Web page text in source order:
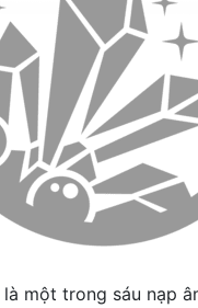
là một trong sáu nạp